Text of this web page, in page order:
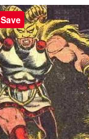
Save